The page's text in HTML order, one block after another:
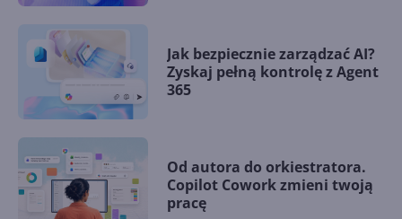
Jak bezpiecznie zarządzać AI?
Zyskaj pełną kontrolę z Agent
365
Od autora do orkiestratora.
Copilot Cowork zmieni twoją
pracę